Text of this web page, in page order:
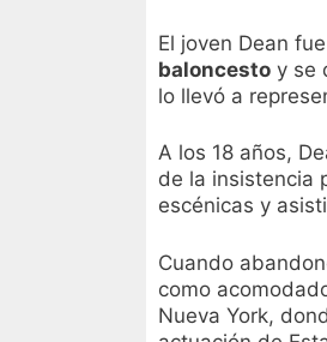
El joven Dean
baloncesto y se
lo llevó a
A los 18 años,
de la insistencia
escénicas y
Cuando
como
Nueva York,